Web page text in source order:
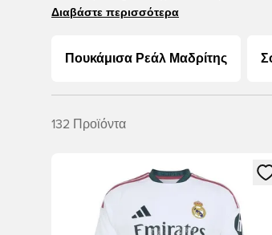
κορυφαίου συλλόγου, τότε αυτή η σελίδα
Μαδρίτης στην αγορά. Βρείτε τα πάντα,
Διαβάστε περισσότερα
Πουκάμισα Ρεάλ Μαδρίτης
132 Προϊόντα
Ανοίγει ένα Modal για να συνδεθείτε